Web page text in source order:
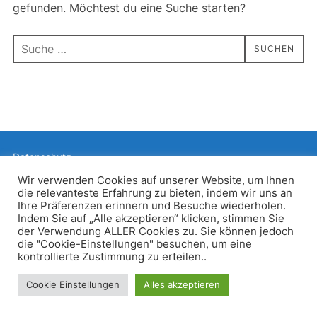
gefunden. Möchtest du eine Suche starten?
Suchen
nach:
SUCHEN
Datenschutz
Inspiro WordPress Theme von WPZOOM
Wir verwenden Cookies auf unserer Website, um Ihnen
die relevanteste Erfahrung zu bieten, indem wir uns an
Ihre Präferenzen erinnern und Besuche wiederholen.
Indem Sie auf „Alle akzeptieren“ klicken, stimmen Sie
der Verwendung ALLER Cookies zu. Sie können jedoch
die "Cookie-Einstellungen" besuchen, um eine
kontrollierte Zustimmung zu erteilen..
Cookie Einstellungen Alles akzeptieren